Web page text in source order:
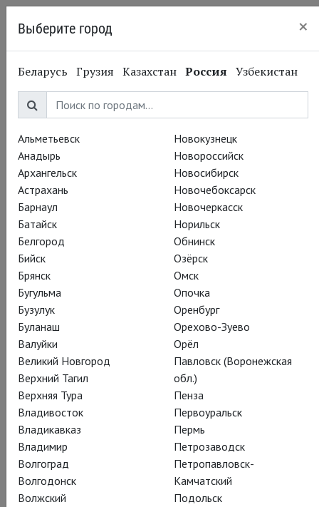
Выберите город ×
Беларусь Грузия Казахстан Россия Узбекистан
Альметьевск
Анадырь
Архангельск
Астрахань
Барнаул
Батайск
Белгород
Бийск
Брянск
Бугульма
Бузулук
Буланаш
Валуйки
Великий Новгород
Верхний Тагил
Верхняя Тура
Владивосток
Владикавказ
Владимир
Волгоград
Волгодонск
Волжский
Новокузнецк
Новороссийск
Новосибирск
Новочебоксарск
Новочеркасск
Норильск
Обнинск
Озёрск
Омск
Опочка
Оренбург
Орехово-Зуево
Орёл
Павловск (Воронежская
обл.)
Пенза
Первоуральск
Пермь
Петрозаводск
Петропавловск-
Камчатский
Подольск